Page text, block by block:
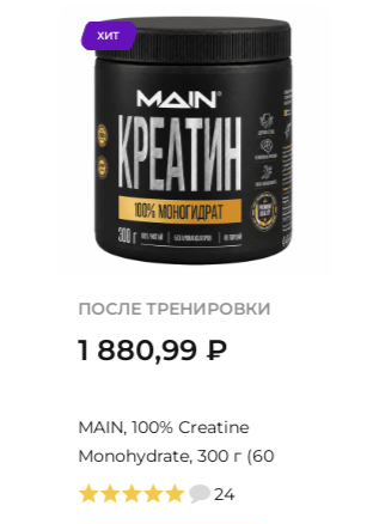
ХИТ
ПОСЛЕ ТРЕНИРОВКИ
1 880,99 ₽
MAIN, 100% Creatine
Monohydrate, 300 г (60
порций)
24